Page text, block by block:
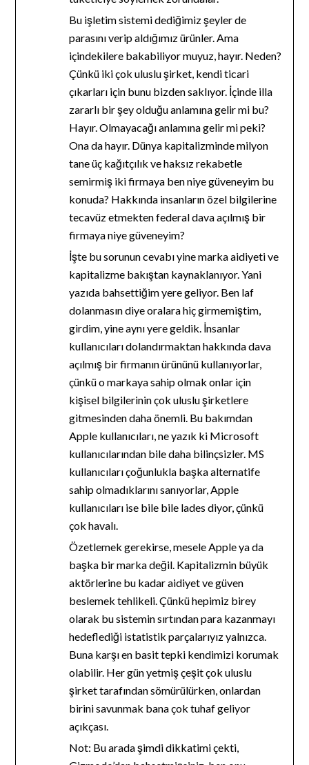
Bu işletim sistemi dediğimiz şeyler de
parasını verip aldığımız ürünler. Ama
içindekilere bakabiliyor muyuz, hayır. Neden?
Çünkü iki çok uluslu şirket, kendi ticari
çıkarları için bunu bizden saklıyor. İçinde illa
zararlı bir şey olduğu anlamına gelir mi bu?
Hayır. Olmayacağı anlamına gelir mi peki?
Ona da hayır. Dünya kapitalizminde milyon
tane üç kağıtçılık ve haksız rekabetle
semirmiş iki firmaya ben niye güveneyim bu
konuda? Hakkında insanların özel bilgilerine
tecavüz etmekten federal dava açılmış bir
firmaya niye güveneyim?
İşte bu sorunun cevabı yine marka aidiyeti ve
kapitalizme bakıştan kaynaklanıyor. Yani
yazıda bahsettiğim yere geliyor. Ben laf
dolanmasın diye oralara hiç girmemiştim,
girdim, yine aynı yere geldik. İnsanlar
kullanıcıları dolandırmaktan hakkında dava
açılmış bir firmanın ürününü kullanıyorlar,
çünkü o markaya sahip olmak onlar için
kişisel bilgilerinin çok uluslu şirketlere
gitmesinden daha önemli. Bu bakımdan
Apple kullanıcıları, ne yazık ki Microsoft
kullanıcılarından bile daha bilinçsizler. MS
kullanıcıları çoğunlukla başka alternatife
sahip olmadıklarını sanıyorlar, Apple
kullanıcıları ise bile bile lades diyor, çünkü
çok havalı.
Özetlemek gerekirse, mesele Apple ya da
başka bir marka değil. Kapitalizmin büyük
aktörlerine bu kadar aidiyet ve güven
beslemek tehlikeli. Çünkü hepimiz birey
olarak bu sistemin sırtından para kazanmayı
hedeflediği istatistik parçalarıyız yalnızca.
Buna karşı en basit tepki kendimizi korumak
olabilir. Her gün yetmiş çeşit çok uluslu
şirket tarafından sömürülürken, onlardan
birini savunmak bana çok tuhaf geliyor
açıkçası.
Not: Bu arada şimdi dikkatimi çekti,